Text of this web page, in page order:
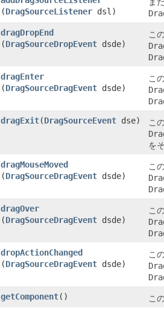
(DragSourceListener dsl)
dragDropEnd
(DragSourceDropEvent dsde)
こ
dragEnter
(DragSourceDragEvent dsde)
こ
dragExit​(DragSourceEvent dse)
こ
を
dragMouseMoved
(DragSourceDragEvent dsde)
こ
dragOver
(DragSourceDragEvent dsde)
こ
dropActionChanged
(DragSourceDragEvent dsde)
こ
getComponent()
こ